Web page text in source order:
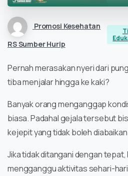
Promosi Kesehatan
RS Sumber Hurip
Pernah merasakan nyeri dari
tiba menjalar hingga ke kaki?
Banyak orang menganggap
biasa. Padahal gejala tersebut
kejepit yang tidak boleh
Jika tidak ditangani dengan tepat,
mengganggu aktivitas sehari-